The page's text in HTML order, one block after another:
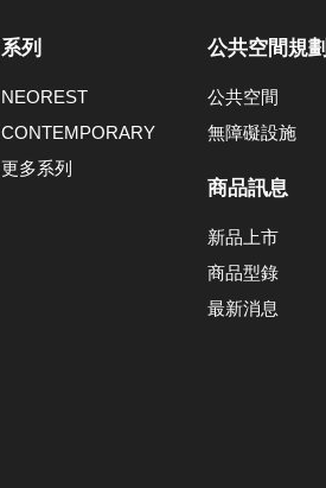
系列
NEOREST
CONTEMPORARY
更多系列
公共空間規劃
公共空間
無障礙設施
商品訊息
新品上市
商品型錄
最新消息